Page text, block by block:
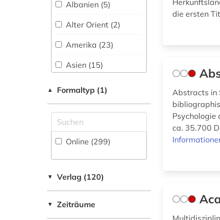
(4)
Musikwissenschaft
(45)
Natur- und
Pädagogik (148)
Philosophie (107)
Physik (42)
Politologie (353)
Psychologie (141)
anarchosyndikalismus
(1)
angewandte
linguistik (1)
angewandte
anglistik (3)
Albanien (5)
Alter Orient (2)
Amerika (23)
Asien (15)
(7)
Baden-
Wuerttemberg (1)
Baltikum (3)
Belarus (4)
Belgien (3)
▲ Formaltyp (1)
Online (299)
▼ Verlag (120)
▼ Zeiträume
die ersten
Abstracts in
Psychologie
ca. 35.700